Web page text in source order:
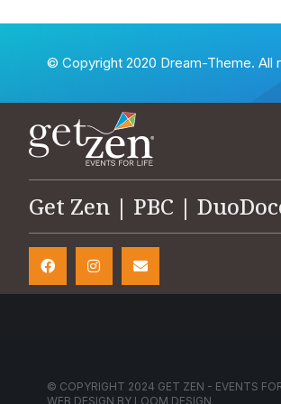
© Copyright 2020 Dream-Theme. All
Get Zen | PBC |
© COPYRIGHT 2024 GET ZEN - EVENTS
WEB DESIGN BY LOOM DESIGN